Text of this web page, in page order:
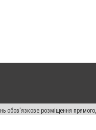
обов'язкове розміщення